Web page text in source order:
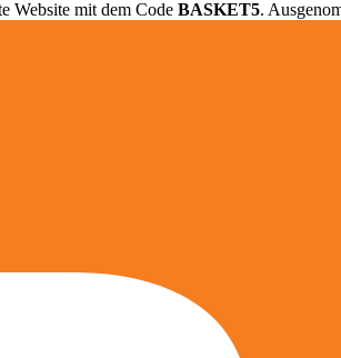
Website mit dem Code BASKET5.